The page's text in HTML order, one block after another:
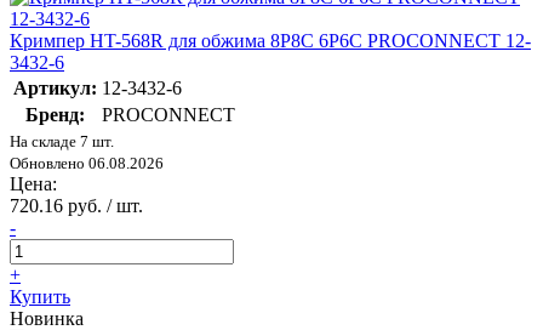
Кримпер HT-568R для обжима 8P8C 6P6C PROCONNECT 12-
3432-6
Артикул: 12-3432-6
Бренд:
PROCONNECT
На складе 7 шт.
Обновлено 06.08.2026
Цена:
720.16 руб. / шт.
-
+
Купить
Новинка